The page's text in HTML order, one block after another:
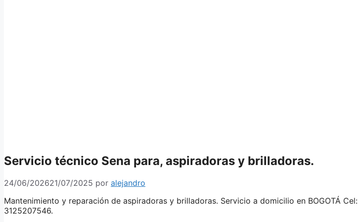
Servicio técnico Sena para, aspiradoras y brilladoras.
24/06/202621/07/2025 por alejandro
Mantenimiento y reparación de aspiradoras y brilladoras. Servicio a domicilio en BOGOTÁ Cel:
3125207546.